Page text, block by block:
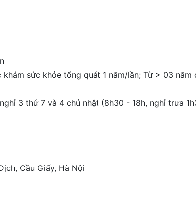
sức khỏe tổng quát 1 năm/lần; Từ > 03 năm
3 thứ 7 và 4 chủ nhật (8h30 - 18h, nghỉ trưa
Cầu Giấy, Hà Nội